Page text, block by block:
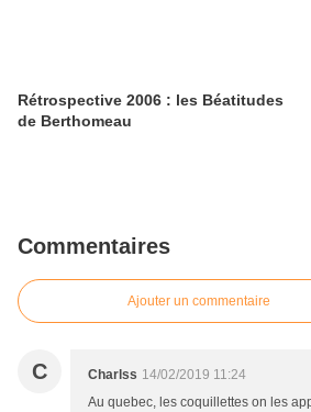
Rétrospective 2006 : les Béatitudes
de Berthomeau
Commentaires
Ajouter un commentaire
C Charlss 14/02/2019 11:24
Au quebec, les coquillettes on les